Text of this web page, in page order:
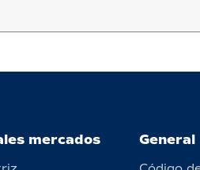
mercados General